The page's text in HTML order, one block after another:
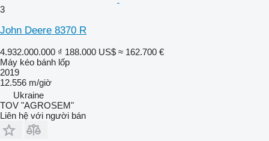
3
John Deere 8370 R
4.932.000.000 ₫ 188.000 US$ ≈ 162.700 €
Máy kéo bánh lốp
2019
12.556 m/giờ
Ukraine
TOV "AGROSEM"
Liên hệ với người bán